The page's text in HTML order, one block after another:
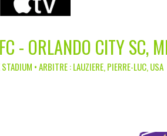
- ORLANDO CITY SC,
STADIUM • ARBITRE : LAUZIERE, PIERRE-LUC, USA